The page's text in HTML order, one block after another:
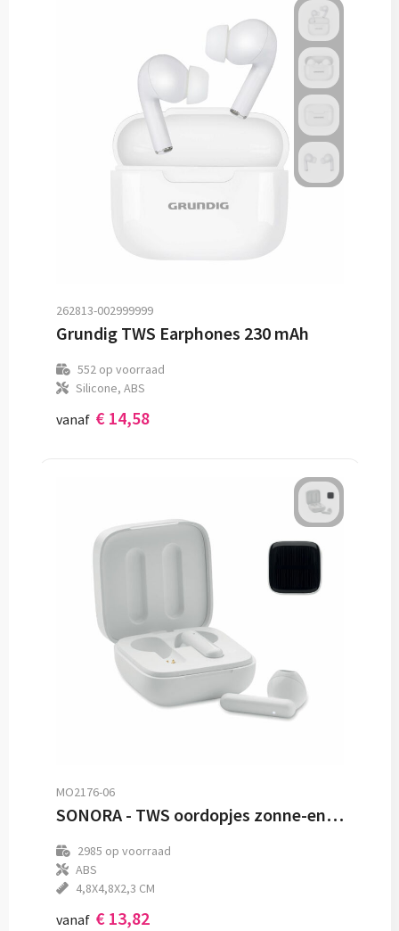
262813-002999999
Grundig TWS Earphones 230 mAh
552op voorraad
Silicone, ABS
vanaf € 14,58
MO2176-06
SONORA - TWS oordopjes zonne-energie
2985 op voorraad
ABS
4,8X4,8X2,3 CM
vanaf € 13,82